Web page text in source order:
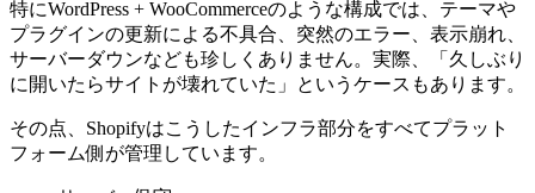
特にWordPress + WooCommerceのような構成では、テーマや
プラグインの更新による不具合、突然のエラー、表示崩れ、
サーバーダウンなども珍しくありません。実際、「久しぶり
に開いたらサイトが壊れていた」というケースもあります。
その点、Shopifyはこうしたインフラ部分をすべてプラット
フォーム側が管理しています。